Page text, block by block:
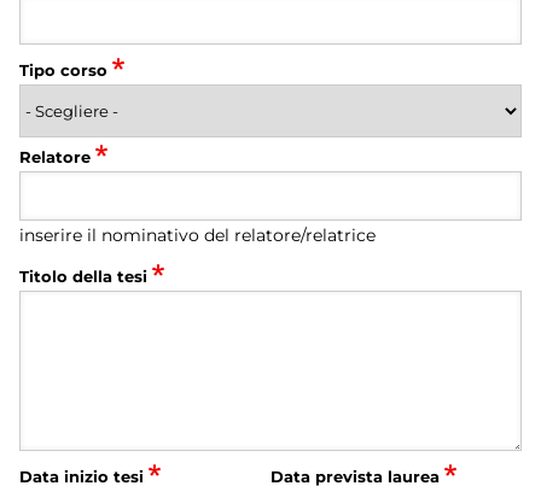
Tipo corso
Relatore
inserire il nominativo del relatore/relatrice
Titolo della tesi
Data inizio tesi Data prevista laurea